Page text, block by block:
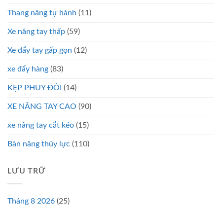
Thang nâng tự hành (11)
Xe nâng tay thấp (59)
Xe đẩy tay gấp gọn (12)
xe đẩy hàng (83)
KẸP PHUY ĐÔI (14)
XE NÂNG TAY CAO (90)
xe nâng tay cắt kéo (15)
Bàn nâng thủy lực (110)
LƯU TRỮ
Tháng 8 2026 (25)